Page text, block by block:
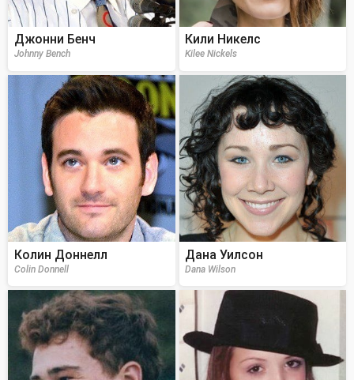
Джонни Бенч
Johnny Bench
Кили Никелс
Kilee Nickels
Колин Доннелл
Colin Donnell
Дана Уилсон
Dana Wilson